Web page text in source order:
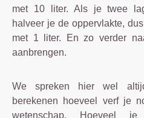
met 10 liter. Als je twee
halveer je de oppervlakte,
met 1 liter. En zo verder
aanbrengen.
We spreken hier wel
berekenen hoeveel verf je
wetenschap. Hoeveel